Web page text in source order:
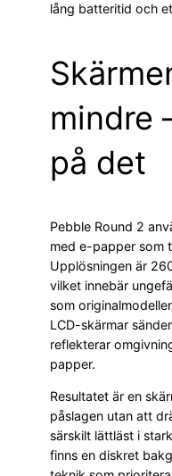
lång batteritid och
mindre
på det
Pebble Round 2
med e-papper som
Upplösningen är
vilket innebär
som
LCD-skärmar
reflekterar
papper.
Resultatet är en
påslagen utan att
särskilt lättläst i
finns en diskret